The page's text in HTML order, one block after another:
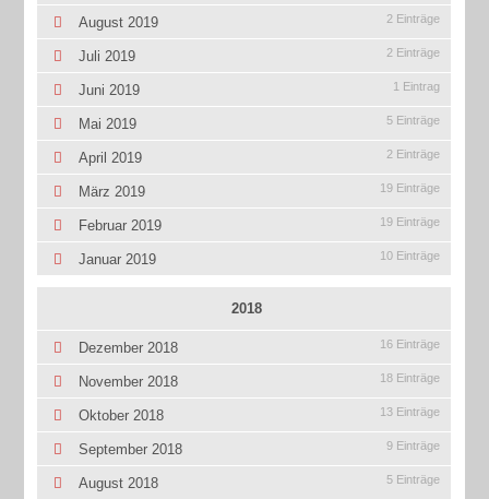
August 2019 2 Einträge
Juli 2019 2 Einträge
Juni 2019 1 Eintrag
Mai 2019 5 Einträge
April 2019 2 Einträge
März 2019 19 Einträge
Februar 2019 19 Einträge
Januar 2019 10 Einträge
2018
Dezember 2018 16 Einträge
November 2018 18 Einträge
Oktober 2018 13 Einträge
September 2018 9 Einträge
August 2018 5 Einträge